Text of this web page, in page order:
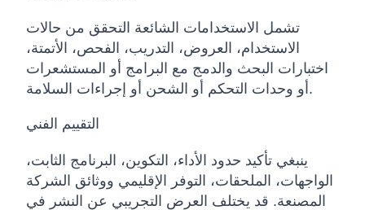
تشمل الاستخدامات الشائعة التحقق من حالات
الاستخدام، العروض، التدريب، الفحص، الأتمتة،
اختبارات البحث والدمج مع البرامج أو المستشعرات
أو وحدات التحكم أو الشحن أو إجراءات السلامة.
التقييم الفني
ينبغي تأكيد حدود الأداء، التكوين، البرنامج الثابت،
الواجهات، الملحقات، التوفر الإقليمي ووثائق الشركة
المصنعة. قد يختلف العرض التجريبي عن النشر في